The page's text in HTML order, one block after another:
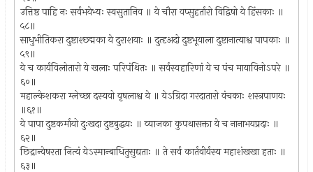
उत्तिष्ठ पाहि नः सर्वभयेभ्यः स्वसुतानिव ॥ ये चौरा वप्सुहर्तारो विद्विषो ये हिंसकाः ॥
५८॥
साधुभीतिकरा दुष्टाश्छ्द्मका ये दुराशयाः ॥ दुत्दृअदो दुष्टभूयाला दुष्टानात्याश्व पापकाः ॥
५९॥
ये च कार्यविलोतारो ये खलाः परिपंथितः ॥ सर्वस्वहारिणां ये च पंच मायाविनोऽपरे ॥
६०॥
महाल्केशकरा म्लेच्छा दस्यवो वृषलाश्व ये ॥ येऽग्रिदा गरदातारो वंचकाः शस्त्रपाणयः
॥६१॥
ये पापा दुष्टकर्मायो दुःखदा दुष्टबुद्धयः ॥ व्याजका कुपथासक्ता ये च नानाभयप्रदाः ॥
६२॥
छिद्रान्वेषरता नित्यं येऽस्मान्बाधितुसुद्यताः ॥ ते सर्व कार्तवीर्यस्य महाशंखखा हताः ॥
६३॥